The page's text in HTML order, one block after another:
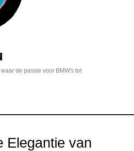
de passie voor BMW's tot
Elegantie van